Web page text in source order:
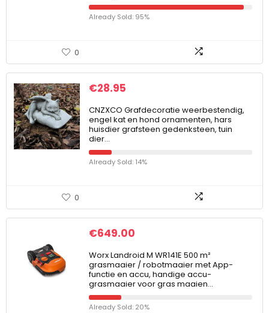
Already Sold: 95%
0
€28.95
CNZXCO Grafdecoratie weerbestendig,
engel kat en hond ornamenten, hars
huisdier grafsteen gedenksteen, tuin
dier…
Already Sold: 14%
0
€649.00
Worx Landroid M WR141E 500 m²
grasmaaier / robotmaaier met App-
functie en accu, handige accu-
grasmaaier voor gras maaien…
Already Sold: 20%